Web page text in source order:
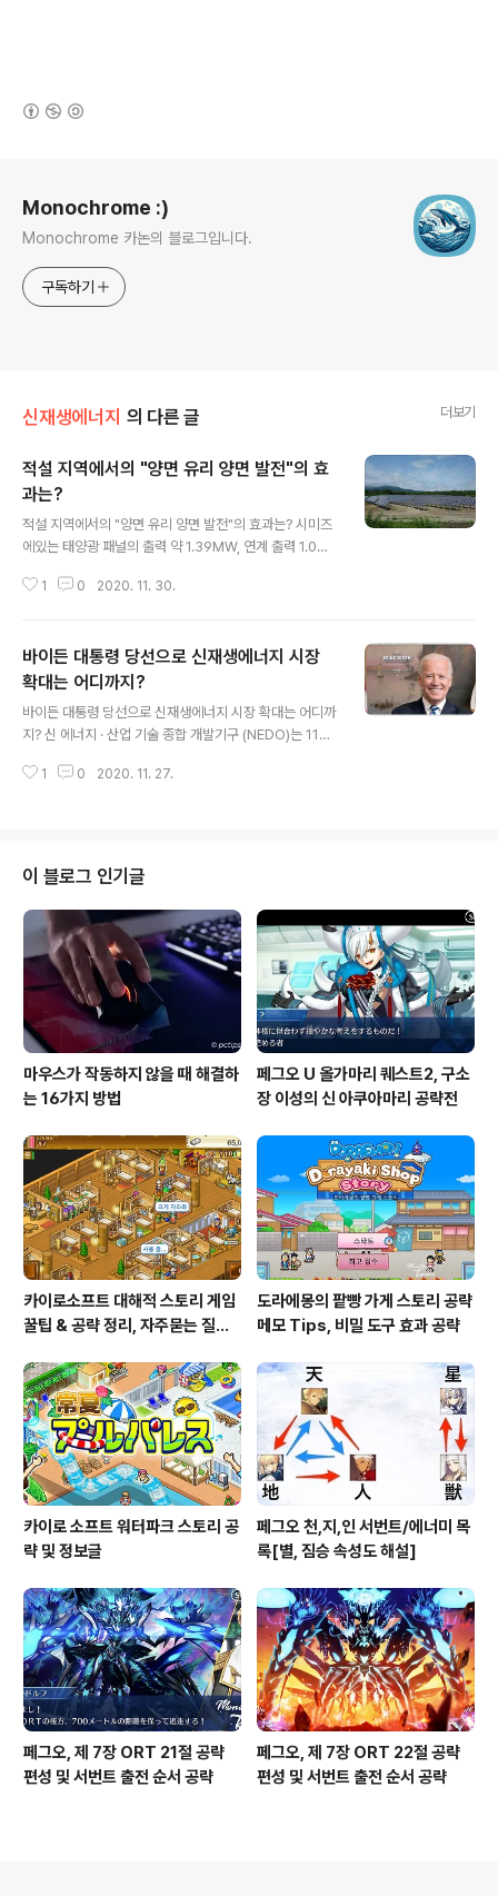
Monochrome :)
Monochrome 카논의 블로그입니다.
구독하기
신재생에너지 의 다른 글 더보기
적설 지역에서의 "양면 유리 양면 발전"의 효
과는?
적설 지역에서의 "양면 유리 양면 발전"의 효과는? 시미즈
에있는 태양광 패널의 출력 약 1.39MW, 연계 출력 1.0M
2014년 8월에 가동한 이후 6년이 지났다. 독일의 솔라 월
계 당시 양면 유리의 태양광 패널을 판매하고 있던 기업은
솔라 월드 뿐 이었다. 또한 양면 발전 태양광 패널도 마찬가
지로 저압 발전소에서 채용하고 있었다. 캐나디언 솔라가
조기에 출시 한 제품으로, 옆에는 같은 캐나디언 솔라 제품
으로 기존의 단면 발전 제품을 설치한 발전소가 이러한 두
가지 패널의 출력 사양은 동일하므로 운용 상황을 비교할
1 0 2020. 11. 30.
바이든 대통령 당선으로 신재생에너지 시장
확대는 어디까지?
바이든 대통령 당선으로 신재생에너지 시장 확대는 어디까
지? 신 에너지 · 산업 기술 종합 개발기구 (NEDO)는 11월
화 정책에 대한 정보를 정리 · 분석한 TSC Foresight 단
치고 기후 변화와 환경 문제에 있어서 불평등의 시정을 추
구하는 환경 정의의 기본 사상을 가진다. 또한 미국 민주당
은 유행성도 기후 변화도 과학자들은 오랫동안 경고해 온
과학 존중의 입장을 복창하고 있다. 전 정권이 이탈한 기후
변화 문제에 관한 국제 틀 '파리 협정'에 대해서는 그 복귀..
1 0 2020. 11. 27.
이 블로그 인기글
마우스가 작동하지 않을 때 해결하
는 16가지 방법
페그오 U 올가마리 퀘스트2, 구소
장 이성의 신 아쿠아마리 공략전
카이로소프트 대해적 스토리 게임
꿀팁 & 공략 정리, 자주묻는 질문
도라에몽의 팥빵 가게 스토리 공략
메모 Tips, 비밀 도구 효과 공략
카이로 소프트 워터파크 스토리 공
략 및 정보글
페그오 천,지,인 서번트/에너미 목
록[별, 짐승 속성도 해설]
페그오, 제 7장 ORT 21절 공략
편성 및 서번트 출전 순서 공략
페그오, 제 7장 ORT 22절 공략
편성 및 서번트 출전 순서 공략